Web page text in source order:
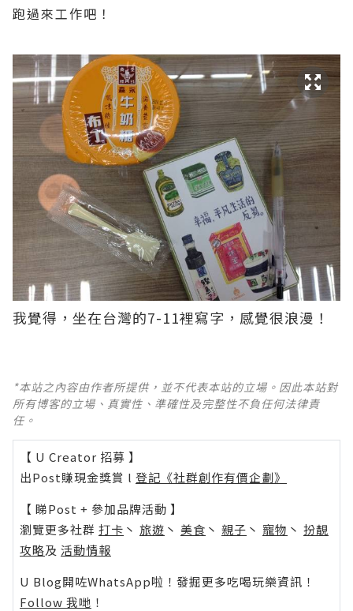
跑過來工作吧！
我覺得，坐在台灣的7-11裡寫字，感覺很浪漫！
*本站之內容由作者所提供，並不代表本站的立場。因此本站對
所有博客的立場、真實性、準確性及完整性不負任何法律責
任。
【 U Creator 招募 】
出Post賺現金獎賞 l 登記《社群創作有價企劃》
【 睇Post + 參加品牌活動 】
瀏覽更多社群 打卡 丶 旅遊 丶 美食 丶 親子 丶 寵物 丶 扮靚
攻略及 活動情報
U Blog開咗WhatsApp啦！發掘更多吃喝玩樂資訊！
Follow 我哋 ！